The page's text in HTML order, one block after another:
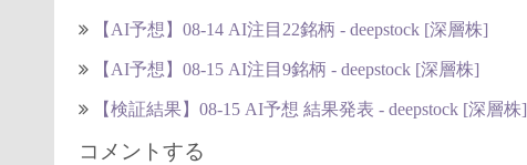
【AI予想】08-14 AI注目22銘柄 - deepstock [深層株]
【AI予想】08-15 AI注目9銘柄 - deepstock [深層株]
【検証結果】08-15 AI予想 結果発表 - deepstock [深層株]
コメントする